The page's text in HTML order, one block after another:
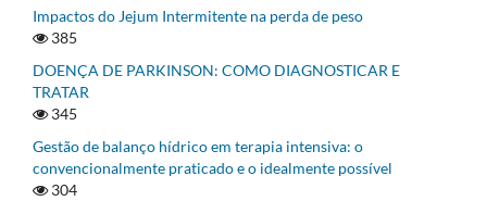
Impactos do Jejum Intermitente na perda de peso
385
DOENÇA DE PARKINSON: COMO DIAGNOSTICAR E
TRATAR
345
Gestão de balanço hídrico em terapia intensiva: o
convencionalmente praticado e o idealmente possível
304